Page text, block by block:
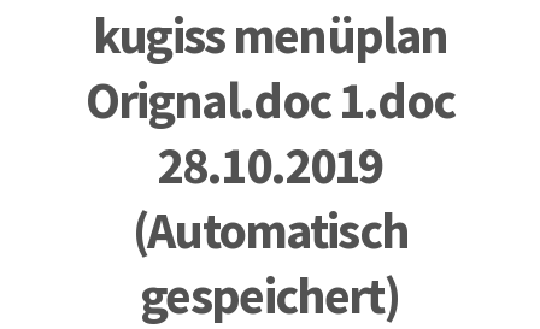
kugiss menüplan
Orignal.doc 1.doc
28.10.2019
(Automatisch
gespeichert)